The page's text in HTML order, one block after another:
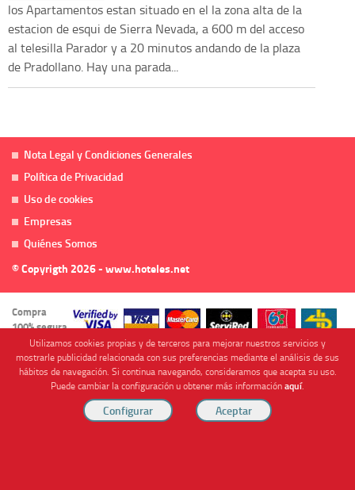
los Apartamentos estan situado en el la zona alta de la
estacion de esqui de Sierra Nevada, a 600 m del acceso
al telesilla Parador y a 20 minutos andando de la plaza
de Pradollano. Hay una parada...
Nota Legal y Condiciones Generales
Política de Privacidad
Uso de cookies
Empresas
Quiénes Somos
© Copyrigth 2026 - www.hoteles.net
Compra
100% segura
Cofinanciado por
Utilizamos cookies propias y de terceros para mejorar nuestros servicios y
mostrarle publicidad relacionada con sus preferencias mediante el análisis de sus
hábitos de navegación. Si continua navegando, consideramos que acepta su uso.
Puede cambiar la configuración u obtener más informaciónaquí.